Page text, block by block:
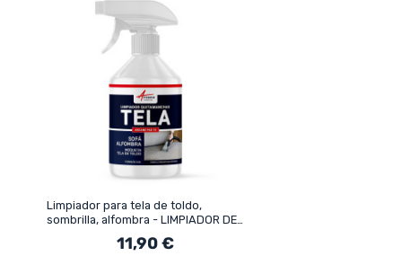
Limpiador para tela de toldo,
sombrilla, alfombra - LIMPIADOR DE
11,90 €